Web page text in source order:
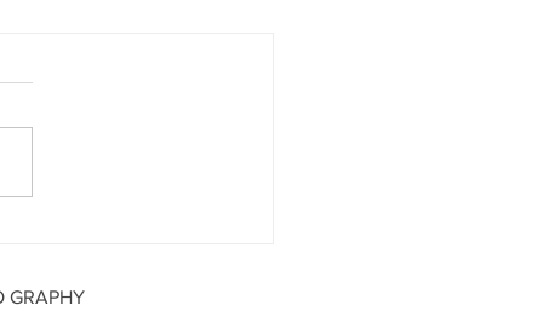
土)TIGHT ROPE,
GRAPHY